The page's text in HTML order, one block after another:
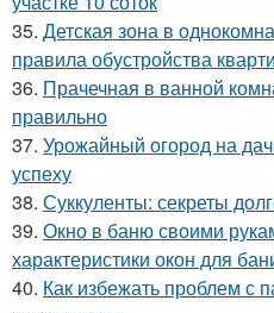
35. Детская зона в
правила обустройства
36. Прачечная в ванной
правильно
37. Урожайный огород на
успеху
38. Суккуленты: секреты
39. Окно в баню своими
характеристики окон для
40. Как избежать проблем с